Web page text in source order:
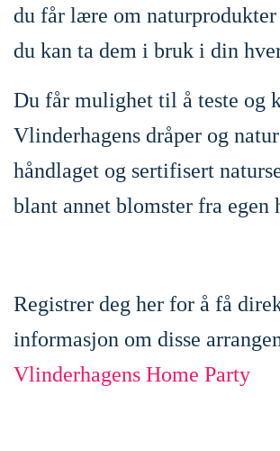
du får lære om naturprodukter
du kan ta dem i bruk i din
Du får mulighet til å teste og
Vlinderhagens dråper og
håndlaget og sertifisert
blant annet blomster fra egen
Registrer deg her for å få
informasjon om disse
Vlinderhagens Home Party